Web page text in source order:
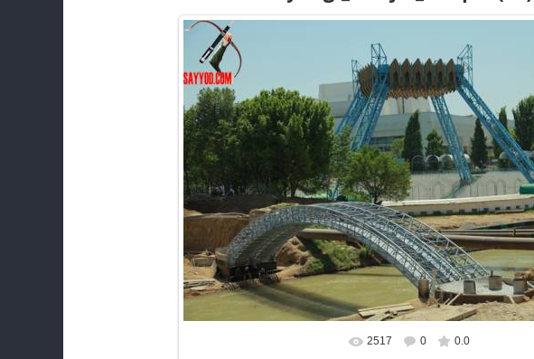
В реальном размере 700x467
2517 0 0.0